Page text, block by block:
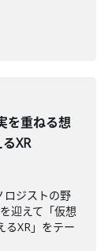
を重ねる想
XR
ロジストの野
迎えて「仮想
XR」をテー